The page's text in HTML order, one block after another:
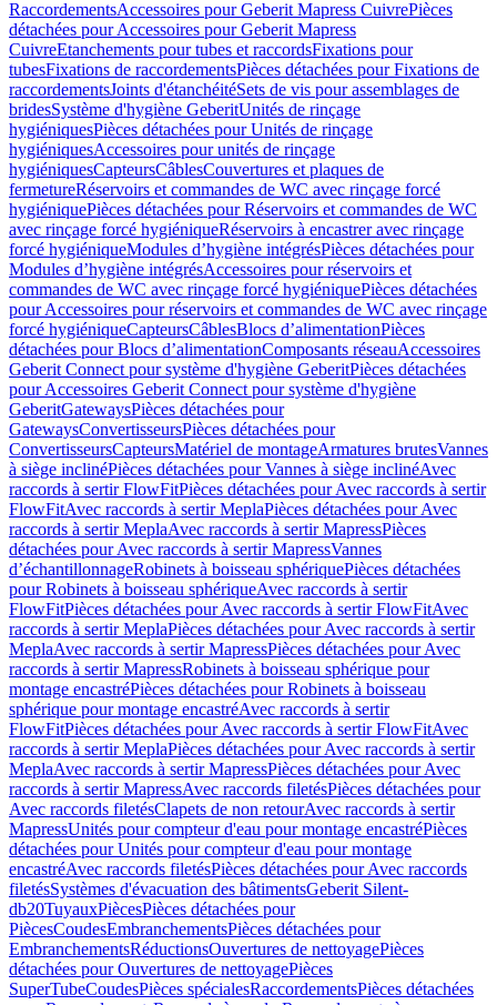
RaccordementsAccessoires pour Geberit Mapress CuivrePièces
détachées pour Accessoires pour Geberit Mapress
CuivreEtanchements pour tubes et raccordsFixations pour
tubesFixations de raccordementsPièces détachées pour Fixations de
raccordementsJoints d'étanchéitéSets de vis pour assemblages de
bridesSystème d'hygiène GeberitUnités de rinçage
hygiéniquesPièces détachées pour Unités de rinçage
hygiéniquesAccessoires pour unités de rinçage
hygiéniquesCapteursCâblesCouvertures et plaques de
fermetureRéservoirs et commandes de WC avec rinçage forcé
hygiéniquePièces détachées pour Réservoirs et commandes de WC
avec rinçage forcé hygiéniqueRéservoirs à encastrer avec rinçage
forcé hygiéniqueModules d’hygiène intégrésPièces détachées pour
Modules d’hygiène intégrésAccessoires pour réservoirs et
commandes de WC avec rinçage forcé hygiéniquePièces détachées
pour Accessoires pour réservoirs et commandes de WC avec rinçage
forcé hygiéniqueCapteursCâblesBlocs d’alimentationPièces
détachées pour Blocs d’alimentationComposants réseauAccessoires
Geberit Connect pour système d'hygiène GeberitPièces détachées
pour Accessoires Geberit Connect pour système d'hygiène
GeberitGatewaysPièces détachées pour
GatewaysConvertisseursPièces détachées pour
ConvertisseursCapteursMatériel de montageArmatures brutesVannes
à siège inclinéPièces détachées pour Vannes à siège inclinéAvec
raccords à sertir FlowFitPièces détachées pour Avec raccords à sertir
FlowFitAvec raccords à sertir MeplaPièces détachées pour Avec
raccords à sertir MeplaAvec raccords à sertir MapressPièces
détachées pour Avec raccords à sertir MapressVannes
d’échantillonnageRobinets à boisseau sphériquePièces détachées
pour Robinets à boisseau sphériqueAvec raccords à sertir
FlowFitPièces détachées pour Avec raccords à sertir FlowFitAvec
raccords à sertir MeplaPièces détachées pour Avec raccords à sertir
MeplaAvec raccords à sertir MapressPièces détachées pour Avec
raccords à sertir MapressRobinets à boisseau sphérique pour
montage encastréPièces détachées pour Robinets à boisseau
sphérique pour montage encastréAvec raccords à sertir
FlowFitPièces détachées pour Avec raccords à sertir FlowFitAvec
raccords à sertir MeplaPièces détachées pour Avec raccords à sertir
MeplaAvec raccords à sertir MapressPièces détachées pour Avec
raccords à sertir MapressAvec raccords filetésPièces détachées pour
Avec raccords filetésClapets de non retourAvec raccords à sertir
MapressUnités pour compteur d'eau pour montage encastréPièces
détachées pour Unités pour compteur d'eau pour montage
encastréAvec raccords filetésPièces détachées pour Avec raccords
filetésSystèmes d'évacuation des bâtimentsGeberit Silent-
db20TuyauxPiècesPièces détachées pour
PiècesCoudesEmbranchementsPièces détachées pour
EmbranchementsRéductionsOuvertures de nettoyagePièces
détachées pour Ouvertures de nettoyagePièces
SuperTubeCoudesPièces spécialesRaccordementsPièces détachées